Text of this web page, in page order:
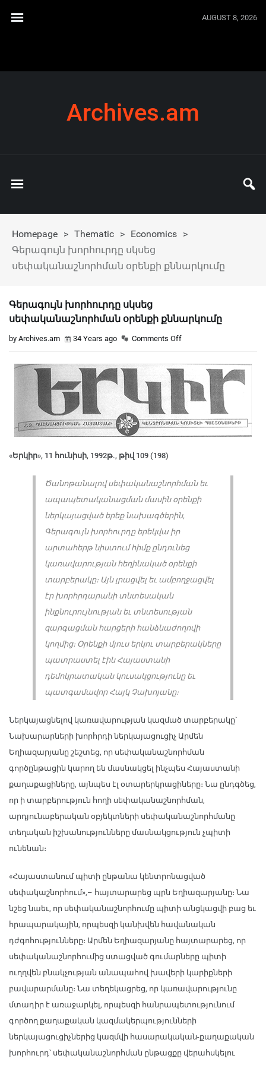
AUGUST 8, 2026
Archives.am
Homepage > Thematic > Economics >
Գերագույն խորհուրդը սկսեց
սեփականաշնորհման օրենքի քննարկումը
Գերագույն խորհուրդը սկսեց
սեփականաշնորհման օրենքի քննարկումը
by Archives.am 34 Years ago Comments Off
«Երկիր», 11 հունիսի, 1992թ., թիվ 109 (198)
Ծանոթանալով սեփականաշնորհման եւ
ապապետականացման մասին օրենքի
ներկայացված երեք նախագծերին,
Գերագույն խորհուրդը երեկվա իր
արտահերթ նիստում հիմք ընդունեց
կառավարության հեղինակած օրենքի
տարբերակը։ Այն լրացվել եւ ամբողջացվել
էր խորհրդարանի տնտեսական
ինքնուրույնության եւ տնտեսության
զարգացման հարցերի հանձնաժողովի
կողմից։ Օրենքի մյուս երկու տարբերակները
պատրաստել էին Հայաստանի
դեմոկրատական կուսակցությունը եւ
պատգամավոր Հայկ Չախոյանը։
Ներկայացնելով կառավարության կազմած տարբերակը՝
Նախարարների խորհրդի ներկայացուցիչ Արմեն
Եղիազարյանը շեշտեց, որ սեփականաշնորհման
գործընթացին կարող են մասնակցել ինչպես Հայաստանի
քաղաքացիները, այնպես էլ օտարերկրացիները։ Նա ընդգծեց,
որ ի տարբերություն հողի սեփականաշնորհման,
արդյունաբերական օբյեկտների սեփականաշնորհմանը
տեղական իշխանությունները մասնակցություն չպիտի
ունենան։
«Հայաստանում պիտի ընթանա կենտրոնացված
սեփակաշնորհում»,– հայտարարեց պրն Եղիազարյանը։ Նա
նշեց նաեւ, որ սեփականաշնորհումը պիտի անցկացվի բաց եւ
հրապարակային, որպեսզի կանխվեն հավանական
դժգոհությունները։ Արմեն Եղիազարյանը հայտարարեց, որ
սեփականաշնորհումից ստացված գումարները պիտի
ուղղվեն բնակչության անապահով խավերի կարիքների
բավարարմանը։ Նա տեղեկացրեց, որ կառավարությունը
մտադիր է առաջարկել, որպեսզի հանրապետությունում
գործող քաղաքական կազմակերպությունների
ներկայացուցիչներից կազմվի հասարակական-քաղաքական
խորհուրդ՝ սեփականաշնորհման ընթացքը վերահսկելու